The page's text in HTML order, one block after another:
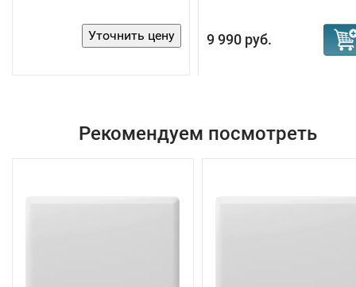
9 990 руб.
Рекомендуем посмотреть